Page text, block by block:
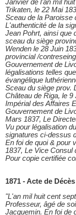
Janvier de l'an mil
Trikaten, le 22 Mai
Sceau de la Paroisse
L'authenticité de la
Jean Pohrt, ainsi que
sceau du siège
Wenden le 28 Juin
provincial /
Gouvernement de
légalisations telles
évangélique
Sceau du siège prov.
Château de Riga, le
Impérial des Affaires
Gouvernement de
Mars 1837, Le
Vu pour légalisation
signatures ci-dessus
En foi de quoi & pour
1837, Le Vice Consul
Pour copie certifiée
1871 - Acte de
"L'an mil huit cent
Professeur, âgé de
Jacquemin. En foi de